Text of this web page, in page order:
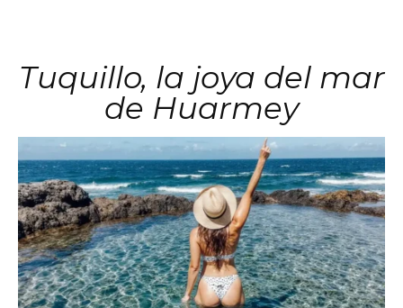
Tuquillo, la joya del mar
de Huarmey